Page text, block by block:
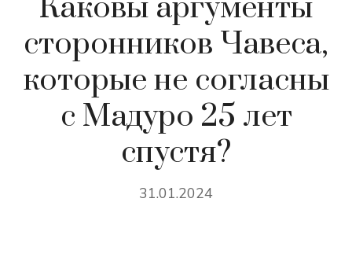
Каковы аргументы
сторонников Чавеса,
которые не согласны
с Мадуро 25 лет
спустя?
31.01.2024